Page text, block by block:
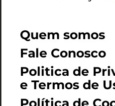
Quem somos
Fale Conosco
Politica de
e Termos de